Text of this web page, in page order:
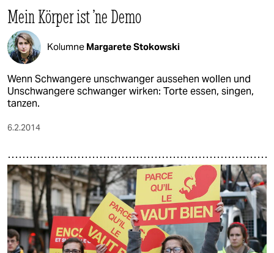
Mein Körper ist 'ne Demo
Kolumne Margarete Stokowski
Wenn Schwangere unschwanger aussehen wollen und
Unschwangere schwanger wirken: Torte essen, singen,
tanzen.
6.2.2014